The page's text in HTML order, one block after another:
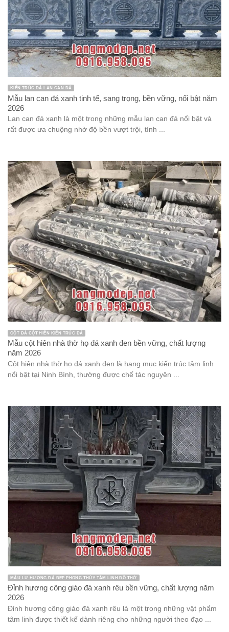
KIẾN TRÚC ĐÁ LAN CAN ĐÁ
Mẫu lan can đá xanh tinh tế, sang trọng, bền vững, nổi bật năm
2026
Lan can đá xanh là một trong những mẫu lan can đá nổi bật và
rất được ưa chuộng nhờ độ bền vượt trội, tính ...
CỘT ĐÁ CỘT HIÊN KIẾN TRÚC ĐÁ
Mẫu cột hiên nhà thờ họ đá xanh đen bền vững, chất lượng
năm 2026
Cột hiên nhà thờ họ đá xanh đen là hạng mục kiến trúc tâm linh
nổi bật tại Ninh Bình, thường được chế tác nguyên ...
MẪU LƯ HƯƠNG ĐÁ ĐẸP PHONG THỦY TÂM LINH ĐỒ THỜ
Đỉnh hương công giáo đá xanh rêu bền vững, chất lượng năm
2026
Đỉnh hương công giáo đá xanh rêu là một trong những vật phẩm
tâm linh được thiết kế dành riêng cho những người theo đạo ...